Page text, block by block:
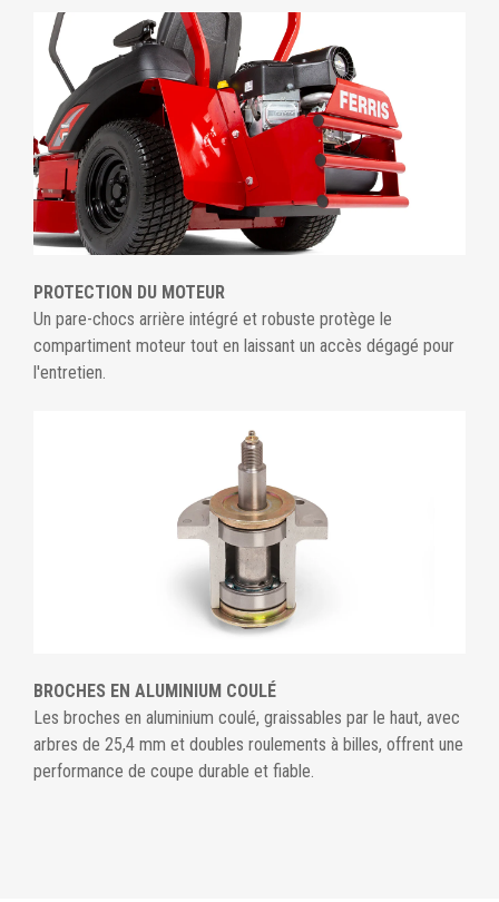
PROTECTION DU MOTEUR
Un pare-chocs arrière intégré et robuste protège le
compartiment moteur tout en laissant un accès dégagé pour
l'entretien.
BROCHES EN ALUMINIUM COULÉ
Les broches en aluminium coulé, graissables par le haut, avec
arbres de 25,4 mm et doubles roulements à billes, offrent une
performance de coupe durable et fiable.